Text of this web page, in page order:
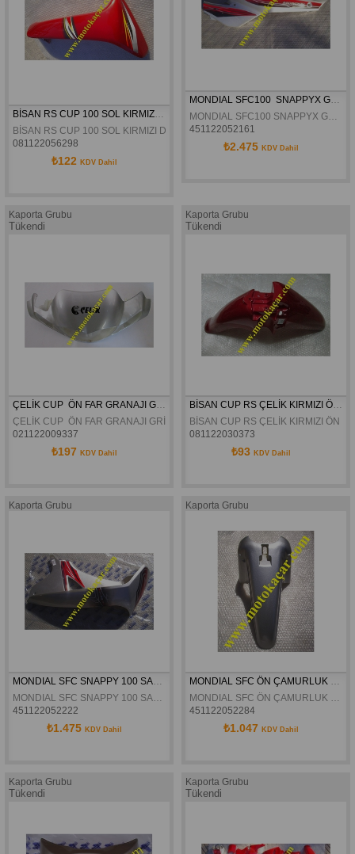
BİSAN RS CUP 100 SOL KIRMIZI DIŞ RÜZGARLIK ORJİNAL
BİSAN RS CUP 100 SOL KIRMIZI DIŞ RÜZGARLIK ORJİNAL
081122056298
₺122 KDV Dahil
451122052161
₺2.475 KDV Dahil
Kaporta Grubu
Tükendi
ÇELİK CUP  ÖN FAR GRANAJI GRİ ORJİNAL
ÇELİK CUP  ÖN FAR GRANAJI GRİ ORJİNAL
021122009337
₺197 KDV Dahil
Kaporta Grubu
Tükendi
BİSAN CUP RS ÇELİK KIRMIZI ÖN
081122030373
₺93 KDV Dahil
Kaporta Grubu
MONDIAL SFC SNAPPY 100 SAG GRI DIS RÜZGARLIK ORJINAL
MONDIAL SFC SNAPPY 100 SAG GRI DIS RÜZGARLIK ORJINAL
451122052222
₺1.475 KDV Dahil
Kaporta Grubu
451122052284
₺1.047 KDV Dahil
Kaporta Grubu
Tükendi
Kaporta Grubu
Tükendi